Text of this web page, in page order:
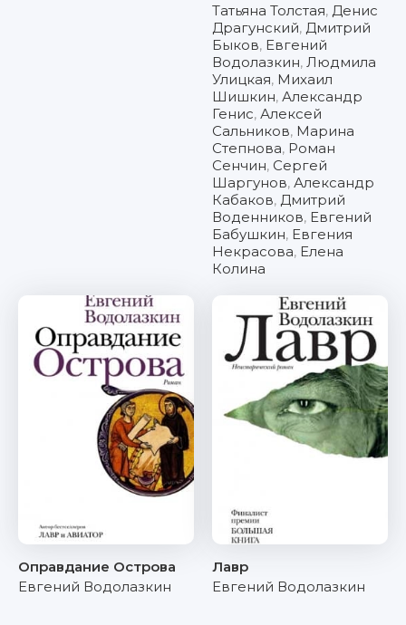
Татьяна Толстая, Денис
Драгунский, Дмитрий
Быков, Евгений
Водолазкин, Людмила
Улицкая, Михаил
Шишкин, Александр
Генис, Алексей
Сальников, Марина
Степнова, Роман
Сенчин, Сергей
Шаргунов, Александр
Кабаков, Дмитрий
Воденников, Евгений
Бабушкин, Евгения
Некрасова, Елена
Колина
Оправдание Острова
Евгений Водолазкин
Лавр
Евгений Водолазкин